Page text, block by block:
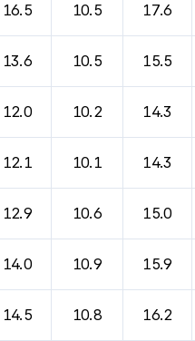
16.5 10.5 17.6
13.6 10.5 15.5
12.0 10.2 14.3
12.1 10.1 14.3
12.9 10.6 15.0
14.0 10.9 15.9
14.5 10.8 16.2